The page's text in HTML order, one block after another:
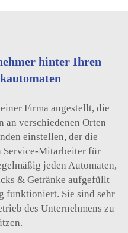
hinter Ihren
Firma angestellt, die
an verschiedenen Orten
einstellen, der die
Service-Mitarbeiter für
jeden Automaten,
& Getränke aufgefüllt
funktioniert. Sie sind sehr
des Unternehmens zu